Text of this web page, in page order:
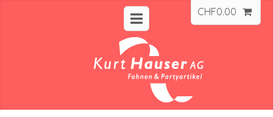
CHF0.00